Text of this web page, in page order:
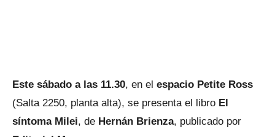
Este sábado a las 11.30, en el espacio Petite Ross
(Salta 2250, planta alta), se presenta el libro El
síntoma Milei, de Hernán Brienza, publicado por